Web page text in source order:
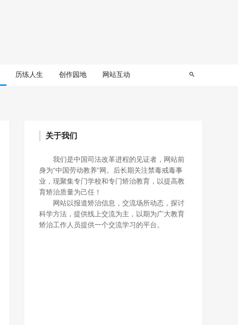
历练人生 创作园地 网站互动
关于我们
我们是中国司法改革进程的见证者，网站前
身为“中国劳动教养”网。后长期关注禁毒戒毒事
业，现聚集专门学校和专门矫治教育，以提高教
育矫治质量为己任！
网站以报道矫治信息，交流场所动态，探讨
科学方法，提供线上交流为主，以期为广大教育
矫治工作人员提供一个交流学习的平台。